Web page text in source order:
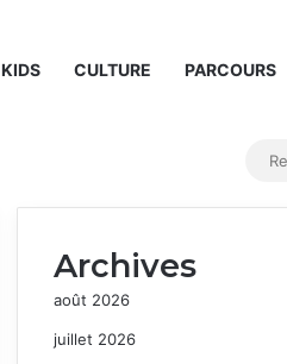
CULTURE PARCOURS
Archives
août 2026
juillet 2026